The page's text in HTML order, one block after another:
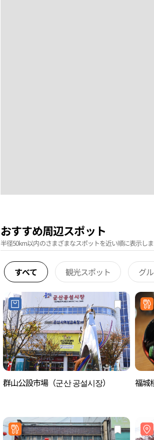
おすすめ周辺スポット
半径50km以内のさまざまなスポットを近い順に表示しま
すべて 観光スポット グ
群山公設市場（군산 공설시장） 福城